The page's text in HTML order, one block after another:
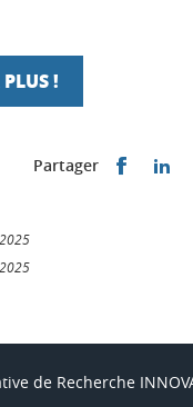
!
Partager
de Recherche